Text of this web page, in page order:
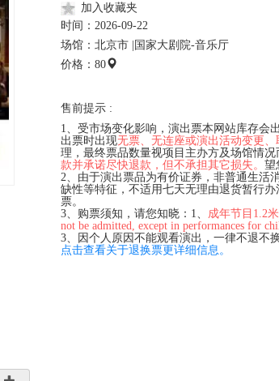
加入收藏夹
时间： 2026-09-22
场馆：北京市 |
国家大剧院-音乐厅
价格：80
售前提示 :
1、受市场变化影响，演出票本网站库存会
出票时出现无票、无连座或演出活动变更、
理，最终票品数量视项目主办方及场馆情
款并承诺尽快退款，但不承担其它损失。 望
2、由于演出票品为有价证券，非普通生活
缺性等特征，不适用七天无理由退货暂行
票。
3、购票须知，请您知晓：1、 成年节目1.2
not be admitted, except in performances for
3、因个人原因不能观看演出，一律不退不换
点击查看关于退换票更详细信息。